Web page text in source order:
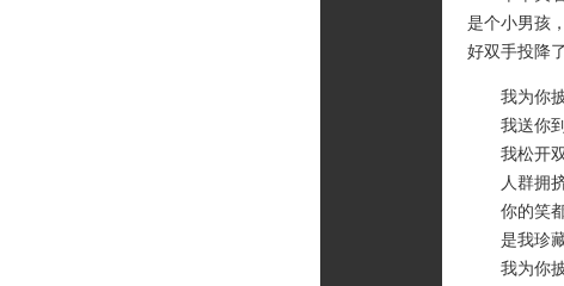
是个小男孩
好双手投降了
我为你披
我送你到
我松开双
人群拥挤
你的笑都
是我珍藏
我为你披